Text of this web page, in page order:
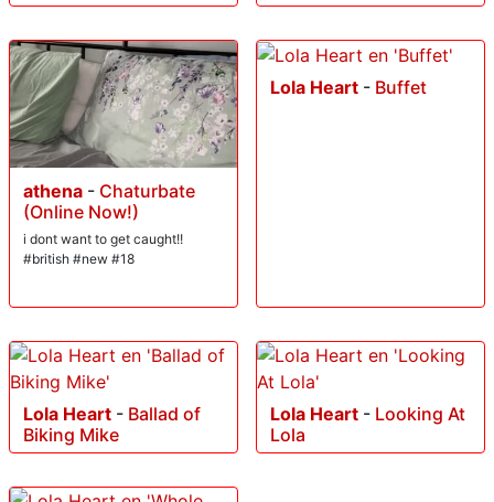
athena - Chaturbate
(Online Now!)
i dont want to get caught!!
#british #new #18
Lola Heart - Buffet
Lola Heart - Ballad of
Biking Mike
Lola Heart - Looking At
Lola